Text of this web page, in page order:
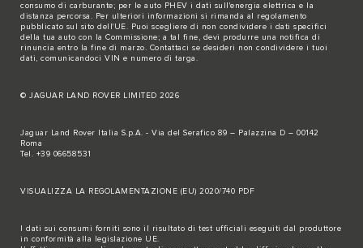
consumo di carburante; per le auto PHEV i dati sull'energia elettrica e la
distanza percorsa. Per ulteriori informazioni si rimanda al regolamento
pubblicato sul sito dell'UE . Puoi scegliere di non condividere i dati specifici
della tua auto con la Commissione; a tal fine, devi produrre una notifica di
rinuncia entro la fine di marzo. Contattaci se desideri non condividere i tuoi
dati, comunicandoci VIN e numero di targa.
© JAGUAR LAND ROVER LIMITED 2026
Jaguar Land Rover Italia S.p.A. - Via del Serafico 89 – Palazzina D – 00142
Roma
Tel. +39 06658531
VISUALIZZA LA REGOLAMENTAZIONE (EU) 2020/740 PDF
I dati sui consumi forniti sono il risultato di test ufficiali eseguiti dal produttore
in conformità alla legislazione UE.